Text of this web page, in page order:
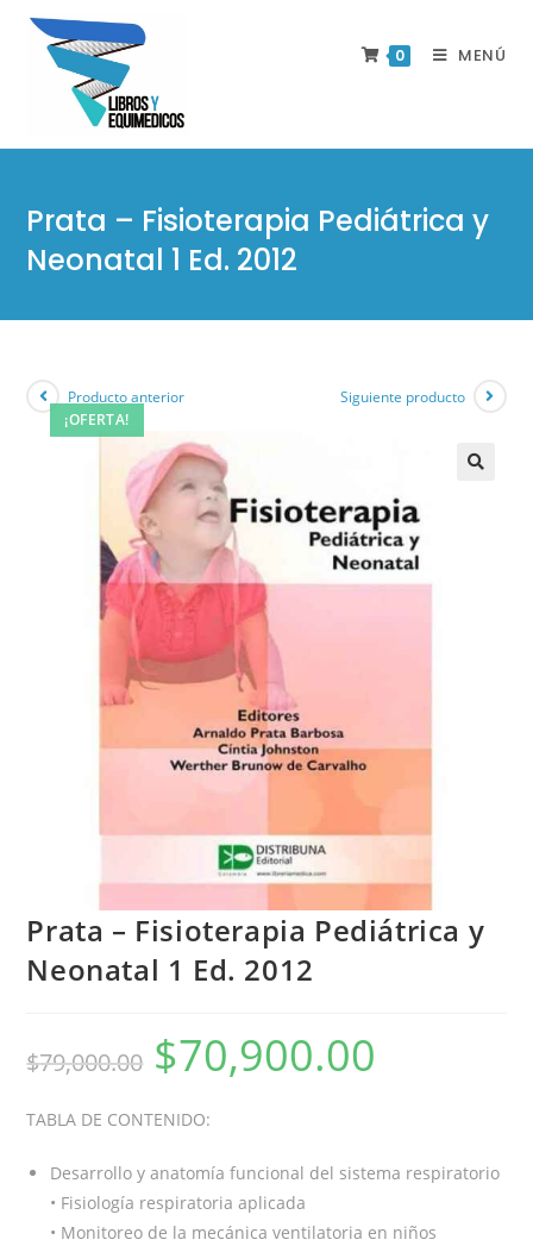
0 MENÚ
Prata – Fisioterapia Pediátrica y
Neonatal 1 Ed. 2012
¡OFERTA!
Producto anterior Siguiente producto
Prata – Fisioterapia Pediátrica y
Neonatal 1 Ed. 2012
$79,000.00 $70,900.00
TABLA DE CONTENIDO:
Desarrollo y anatomía funcional del sistema respiratorio
• Fisiología respiratoria aplicada
• Monitoreo de la mecánica ventilatoria en niños